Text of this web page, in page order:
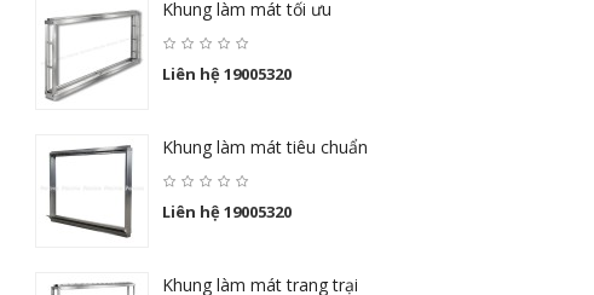
Khung làm mát tối ưu
Liên hệ 19005320
Khung làm mát tiêu chuẩn
Liên hệ 19005320
Khung làm mát trang trại